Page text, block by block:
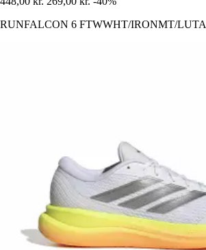
RUNFALCON 6 FTWWHT/IRONMT/LUTA